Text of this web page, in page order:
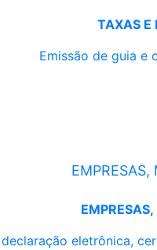
TAXAS E
Emissão de guia e
eletrônica,